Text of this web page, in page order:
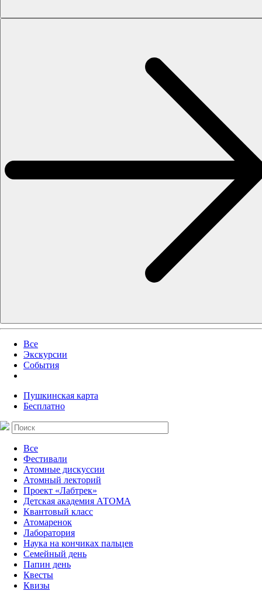
Все
Экскурсии
События
Пушкинская карта
Бесплатно
Все
Фестивали
Атомные дискуссии
Атомный лекторий
Проект «Лабтрек»
Детская академия АТОМА
Квантовый класс
Атомаренок
Лаборатория
Наука на кончиках пальцев
Семейный день
Папин день
Квесты
Квизы